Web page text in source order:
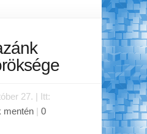
27. | Itt:
mentén | 0